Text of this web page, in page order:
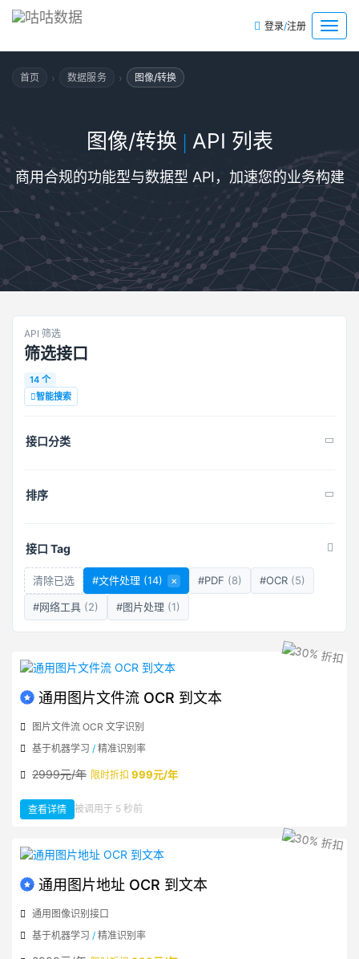
菜
单
登录/注册
首页 › 数据服务 › 图像/转换
图像/转换 | API 列表
商用合规的功能型与数据型 API，加速您的业务构建
API 筛选
筛选接口
14 个
智能搜索
接口分类
排序
接口 Tag
清除已选 #文件处理 (14) × #PDF (8) #OCR (5)
#网络工具 (2) #图片处理 (1)
通用图片文件流 OCR 到文本
图片文件流 OCR 文字识别
基于机器学习 / 精准识别率
2999元/年 限时折扣 999元/年
查看详情 ：
通
文
件
流
到
文
本
被调用于 5 秒前
通用图片地址 OCR 到文本
通用图像识别接口
基于机器学习 / 精准识别率